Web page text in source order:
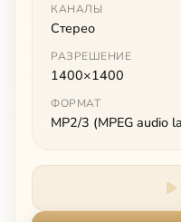
КАНАЛЫ
Стерео
РАЗРЕШЕНИЕ
1400×1400
ФОРМАТ
MP2/3 (MPEG audio